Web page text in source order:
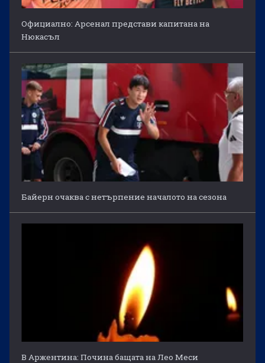
Официално: Арсенал представи капитана на
Нюкасъл
Байерн очаква с нетърпение началото на сезона
В Аржентина: Почина бащата на Лео Меси